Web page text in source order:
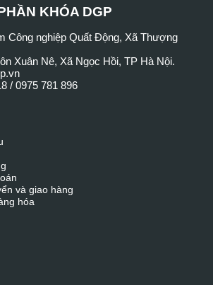
KHÓA DGP
Công nghiệp Quất Động, Xã Thượng
Xuân Nê, Xã Ngọc Hồi, TP Hà Nội.
/ 0975 781 896
và giao hàng
hóa